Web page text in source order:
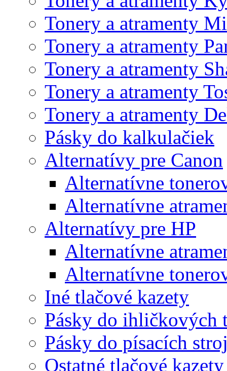
Tonery a atramenty
Tonery a atramenty
Tonery a atramenty
Tonery a atramenty
Tonery a atramenty
Pásky do kalkulačiek
Alternatívy pre Canon
Alternatívne
Alternatívne
Alternatívy pre HP
Alternatívne
Alternatívne
Iné tlačové kazety
Pásky do ihličkových
Pásky do písacích
Ostatné tlačové kazety